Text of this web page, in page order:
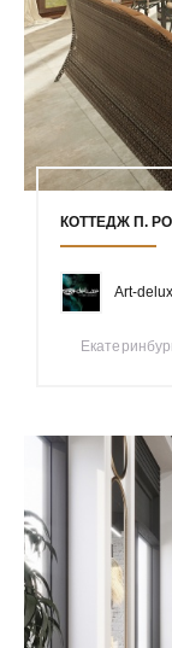
КОТТЕДЖ П.
Art-